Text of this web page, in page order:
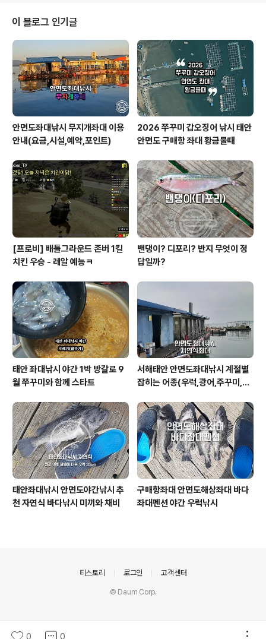
해서 좋았답니다. 전원주택단지 장점 중 하나가, 쓰레기수
거와 잔디관리가 관리비 월3만원에 된다는것. 정말 저렴한
금액으로 잔디까지 관리를 할 수 있다는 것은 엄청난 장점
이였던 것 같아요. 매매가 6억 5천만원 제가 느낀 단점은...
좌변기가 노출... 화장실이 3개가 따로 있음에도 ... 노출..
칸막이나 커텐으로 해결하..
이 블로그 인기글
안면도좌대낚시 무지개좌대 이용
안내(요금,시설,예약,포인트)
2026 쭈꾸미 갑오징어 낚시 태안
안면도 구매항 좌대 황금물때
[프로비] 배틀그라운드 존버 1킬
치킨 우승 - 레알 예능ㅋ
밴댕이? 디포리? 반지 무엇이 정
답일까?
태안 좌대낚시 야간 1박 방갈로 9
월 쭈꾸미와 함께 스타트
서해태안 안면도좌대낚시 계절별
잡히는 어종(우럭,광어,주꾸미,갑
태안좌대낚시 안면도야간낚시 추
천 자연식 바다낚시 미끼와 채비
구매항좌대 안면도해상좌대 바다
좌대펜션 야간 우럭낚시
0 0
티스토리 로그인 고객센터
© Daum Corp.